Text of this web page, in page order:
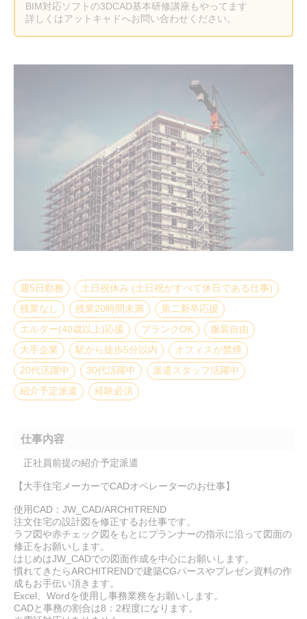
BIM対応ソフトの3DCAD基本研修講座もやってます
詳しくはアットキャドへお問い合わせください。
週5日勤務
土日祝休み (土日祝がすべて休日である仕事)
残業なし
残業20時間未満
第二新卒応援
エルダー(40歳以上)応援
ブランクOK
服装自由
大手企業
駅から徒歩5分以内
オフィスが禁煙
20代活躍中
30代活躍中
派遣スタッフ活躍中
紹介予定派遣
経験必須
仕事内容
正社員前提の紹介予定派遣
【大手住宅メーカーでCADオペレーターのお仕事】
使用CAD：JW_CAD/ARCHITREND
注文住宅の設計図を修正するお仕事です。
ラフ図や赤チェック図をもとにプランナーの指示に沿って図面の
修正をお願いします。
はじめはJW_CADでの図面作成を中心にお願いします。
慣れてきたらARCHITRENDで建築CGパースやプレゼン資料の作
成もお手伝い頂きます。
Excel、Wordを使用し事務業務をお願いします。
CADと事務の割合は8：2程度になります。